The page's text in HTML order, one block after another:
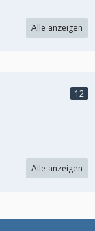
Alle anzeigen
12
Alle anzeigen